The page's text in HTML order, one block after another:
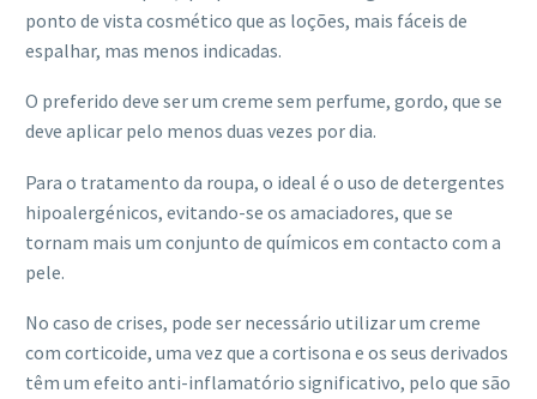
ponto de vista cosmético que as loções, mais fáceis de
espalhar, mas menos indicadas.
O preferido deve ser um creme sem perfume, gordo, que se
deve aplicar pelo menos duas vezes por dia.
Para o tratamento da roupa, o ideal é o uso de detergentes
hipoalergénicos, evitando-se os amaciadores, que se
tornam mais um conjunto de químicos em contacto com a
pele.
No caso de crises, pode ser necessário utilizar um creme
com corticoide, uma vez que a cortisona e os seus derivados
têm um efeito anti-inflamatório significativo, pelo que são